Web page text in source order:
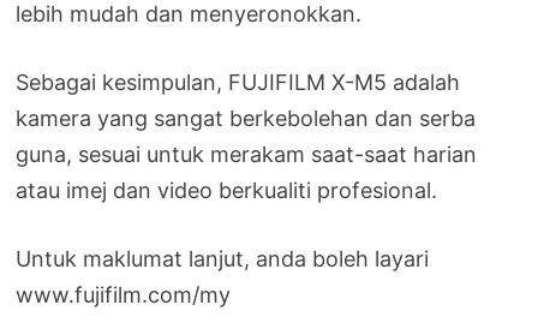
lebih mudah dan menyeronokkan.
Sebagai kesimpulan, FUJIFILM X-M5 adalah
kamera yang sangat berkebolehan dan serba
guna, sesuai untuk merakam saat-saat harian
atau imej dan video berkualiti profesional.
Untuk maklumat lanjut, anda boleh layari
www.fujifilm.com/my